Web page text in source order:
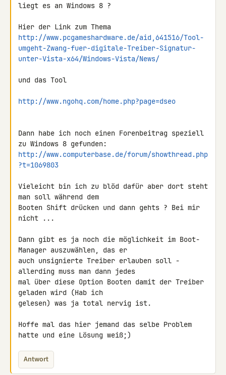
liegt es an Windows 8 ?
http://www.pcgameshardware.de/aid,641516/Tool-
umgeht-Zwang-fuer-digitale-Treiber-Signatur-
unter-Vista-x64/Windows-Vista/News/
und das Tool
http://www.ngohq.com/home.php?page=dseo
Dann habe ich noch einen Forenbeitrag speziell
http://www.computerbase.de/forum/showthread.php
?t=1069803
Vieleicht bin ich zu blöd dafür aber dort steht
man soll während dem
Booten Shift drücken und dann gehts ? Bei mir
nicht ...
Dann gibt es ja noch die möglichkeit im Boot-
Manager auszuwählen, das er
auch unsignierte Treiber erlauben soll -
allerding muss man dann jedes
mal über diese Option Booten damit der Treiber
geladen wird (Hab ich
gelesen) was ja total nervig ist.
Hoffe mal das hier jemand das selbe Problem
hatte und eine Lösung weiß;)
Antwort